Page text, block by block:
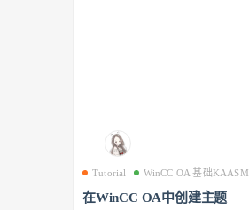
Tutorial WinCC OA 基础KAASM
在WinCC OA中创建主题